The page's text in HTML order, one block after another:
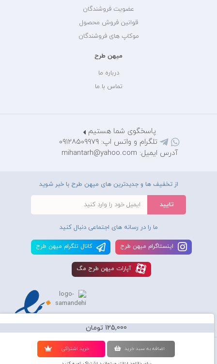
125,000 تومان
اضافه به سبد خريد خريد اشتراکی
عضویت فروشندگان
قوانین فروش محصول
موکاپ های فروشندگان
میهن طرح
درباره ما
تماس با ما
پاسخگوی شما هستیم
تلگرام و واتس اپ: 09128509979
آدرس ایمیل: mihantarh@yahoo.com
از تخفیف ها و جدیدترین های میهن طرح با خبر شوید
ما را در رسانه های اجتماعی دنبال کنید
اينستاگرام ميهن طرح کانال تلگرام ميهن طرح
آپارات ميهن طرح مگ
استفاده از محصولات سايت میهن طرح برای مقاصد تجاری ممنوع و موجب پیگرد
قانونی میباشد و کليه حقوق اين سايت متعلق به شرکت دانش بنیان میهن طرح